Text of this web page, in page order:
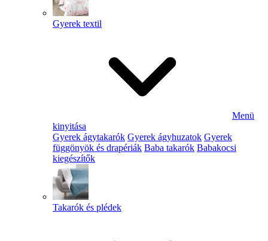
Gyerek textil
Menü
kinyitása
Gyerek ágytakarók Gyerek ágyhuzatok Gyerek
függönyök és drapériák Baba takarók Babakocsi
kiegészítők
Takarók és plédek